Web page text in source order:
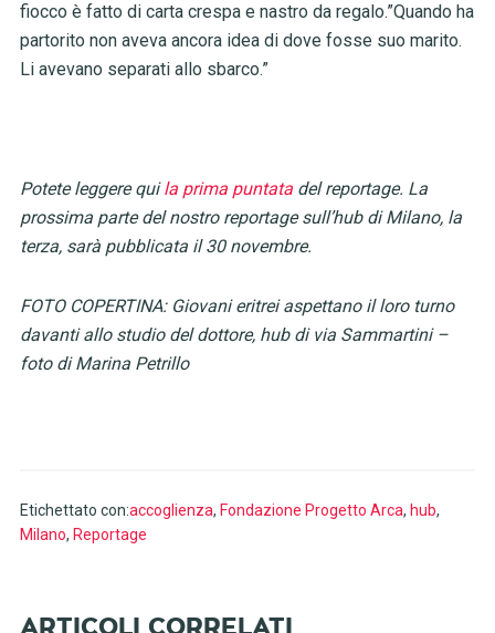
fiocco è fatto di carta crespa e nastro da regalo.”Quando ha
partorito non aveva ancora idea di dove fosse suo marito.
Li avevano separati allo sbarco.”
Potete leggere quila prima puntatadel reportage. La
prossima parte del nostro reportage sull’hub di Milano, la
terza, sarà pubblicata il 30 novembre.
FOTO COPERTINA: Giovani eritrei aspettano il loro turno
davanti allo studio del dottore, hub di via Sammartini –
foto di Marina Petrillo
Etichettato con:accoglienza, Fondazione Progetto Arca, hub,
Milano, Reportage